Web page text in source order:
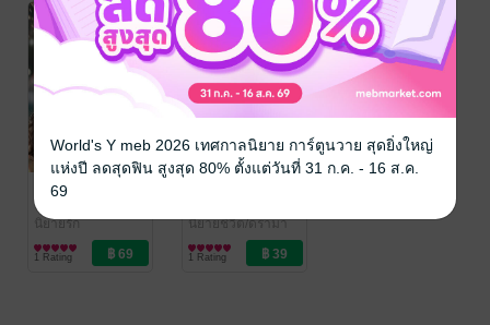
คลื่นรัก ลมลวง
ทรายสะท้อนแสง
อ้อมเดือน
นิยายรัก
1 Rating
อ้อมเดือน
นิยายชีวิต/ดรามา
1 Rating
World's Y meb 2026 เทศกาลนิยาย การ์ตูนวาย สุดยิ่งใหญ่
แห่งปี ลดสุดฟิน สูงสุด 80% ตั้งแต่วันที่ 31 ก.ค. - 16 ส.ค.
69